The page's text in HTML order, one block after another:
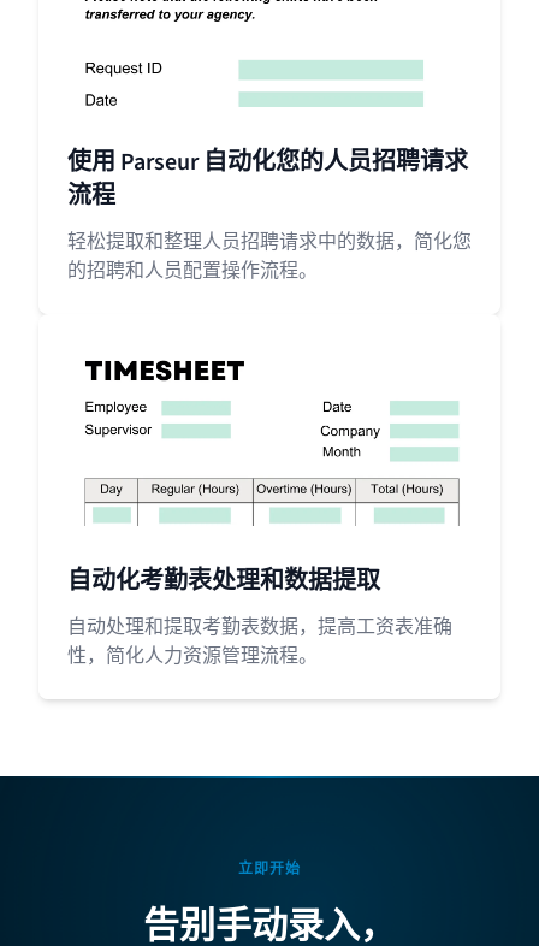
使用 Parseur 自动化您的人员招聘请求
流程
轻松提取和整理人员招聘请求中的数据，简化您
的招聘和人员配置操作流程。
自动化考勤表处理和数据提取
自动处理和提取考勤表数据，提高工资表准确
性，简化人力资源管理流程。
立即开始
告别手动录入，